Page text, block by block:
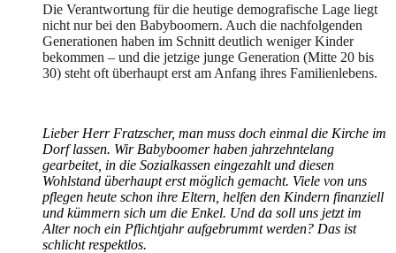
Die Verantwortung für die heutige demografische Lage liegt
nicht nur bei den Babyboomern. Auch die nachfolgenden
Generationen haben im Schnitt deutlich weniger Kinder
bekommen – und die jetzige junge Generation (Mitte 20 bis
30) steht oft überhaupt erst am Anfang ihres Familienlebens.
Lieber Herr Fratzscher, man muss doch einmal die Kirche im
Dorf lassen. Wir Babyboomer haben jahrzehntelang
gearbeitet, in die Sozialkassen eingezahlt und diesen
Wohlstand überhaupt erst möglich gemacht. Viele von uns
pflegen heute schon ihre Eltern, helfen den Kindern finanziell
und kümmern sich um die Enkel. Und da soll uns jetzt im
Alter noch ein Pflichtjahr aufgebrummt werden? Das ist
schlicht respektlos.